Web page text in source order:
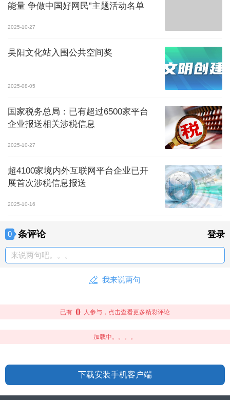
能量 争做中国好网民”主题活动名单
2025-10-27
吴阳文化站入围公共空间奖
2025-08-05
国家税务总局：已有超过6500家平台
企业报送相关涉税信息
2025-10-27
超4100家境内外互联网平台企业已开
展首次涉税信息报送
2025-10-16
0 条评论 登录
来说两句吧。。。
我来说两句
已有 0 人参与，点击查看更多精彩评论
加载中。。。。
下载安装手机客户端